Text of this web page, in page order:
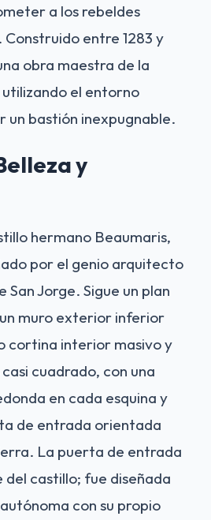
a los rebeldes
Construido entre 1283 y
obra maestra de la
el entorno
un bastión inexpugnable.
y
hermano Beaumaris,
por el genio arquitecto
San Jorge. Sigue un plan
muro exterior inferior
cortina interior masivo y
cuadrado, con una
en cada esquina y
de entrada orientada
La puerta de entrada
castillo; fue diseñada
con su propio